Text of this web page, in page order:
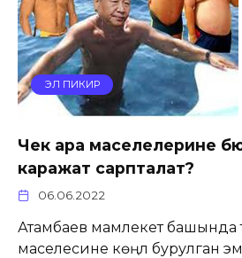
ЭЛ ПИКИР
Чек ара маселелерине
каражат сарпталат?
06.06.2022
Атамбаев мамлекет башында
маселесине көңүл бурулган